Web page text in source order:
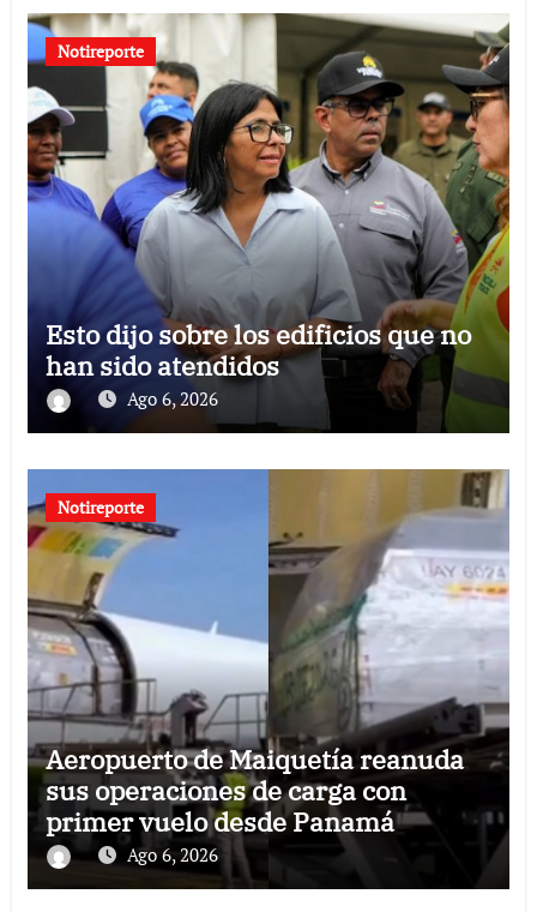
Notireporte
Esto dijo sobre los edificios que no
han sido atendidos
Ago 6, 2026
Notireporte
Aeropuerto de Maiquetía reanuda
sus operaciones de carga con
primer vuelo desde Panamá
Ago 6, 2026